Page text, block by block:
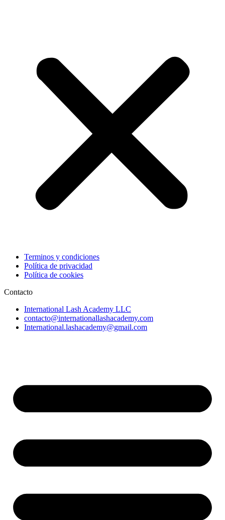
Terminos y condiciones
Política de privacidad
Política de cookies
Contacto
International Lash Academy LLC
contacto@internationallashacademy.com
International.lashacademy@gmail.com